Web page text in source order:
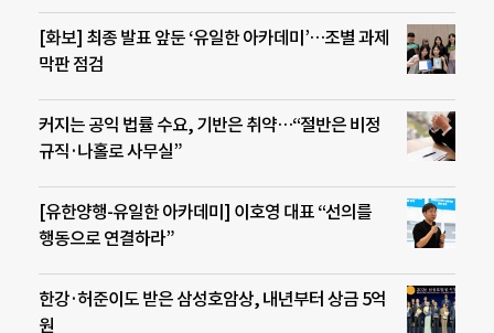
[화보] 최종 발표 앞둔 ‘유일한 아카데미’…조별 과제
막판 점검
커지는 공익 법률 수요, 기반은 취약…“절반은 비정
규직·나홀로 사무실”
[유한양행-유일한 아카데미] 이호영 대표 “선의를
행동으로 연결하라”
한강·허준이도 받은 삼성호암상, 내년부터 상금 5억
원